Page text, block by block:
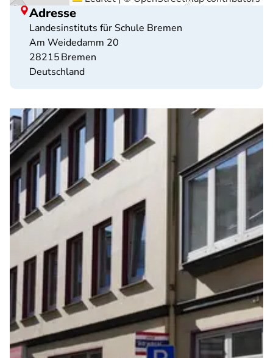
Adresse
Landesinstituts für Schule Bremen
Am Weidedamm 20
28215Bremen
Deutschland